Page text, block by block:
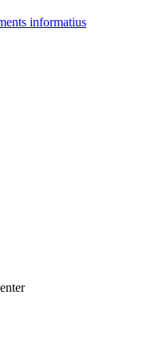
informatius